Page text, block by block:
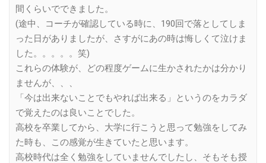
間くらいでできました。
(途中、コーチが確認している時に、190回で落としてしま
った日がありましたが、さすがにあの時は悔しくて泣けま
した。。。。。笑)
これらの体験が、どの程度ゲームに生かされたかは分かり
ませんが、、、
「今は出来ないことでもやれば出来る」というのをカラダ
で覚えたのは良いことでした。
高校を卒業してから、大学に行こうと思って勉強をしてみ
た時も、この感覚が生きていたと思います。
高校時代は全く勉強をしていませんでしたし、そもそも授